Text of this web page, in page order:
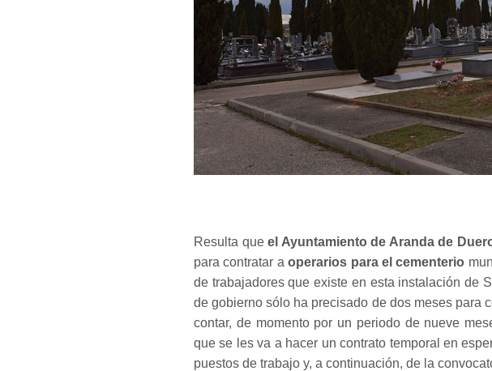
Resulta que el Ayuntamiento de Aranda de
para contratar aoperarios para el cementerio
de trabajadores que existe en esta instalación de
de gobierno sólo ha precisado de dos meses para
contar, de momento por un periodo de nueve
que se les va a hacer un contrato temporal en
puestos de trabajo y, a continuación, de la